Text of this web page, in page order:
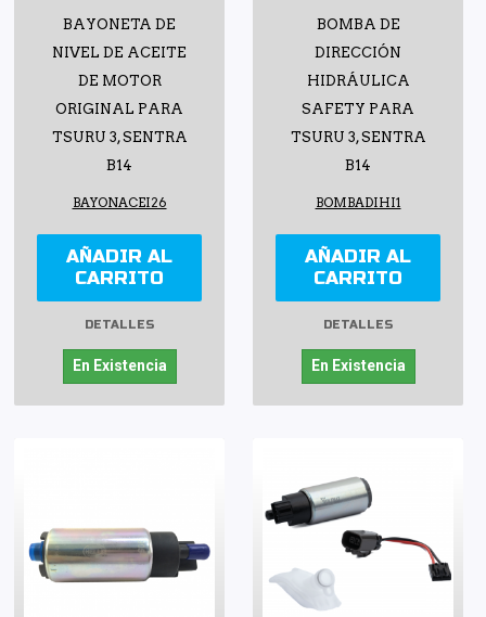
BAYONETA DE
NIVEL DE ACEITE
DE MOTOR
ORIGINAL PARA
TSURU 3, SENTRA
B14
BAYONACEI26
AÑADIR AL
CARRITO
DETALLES
En Existencia
BOMBA DE
DIRECCIÓN
HIDRÁULICA
SAFETY PARA
TSURU 3, SENTRA
B14
BOMBADIHI1
AÑADIR AL
CARRITO
DETALLES
En Existencia